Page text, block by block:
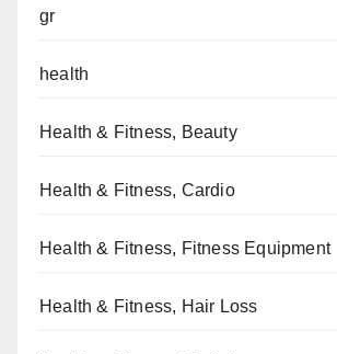
gr
health
Health & Fitness, Beauty
Health & Fitness, Cardio
Health & Fitness, Fitness Equipment
Health & Fitness, Hair Loss